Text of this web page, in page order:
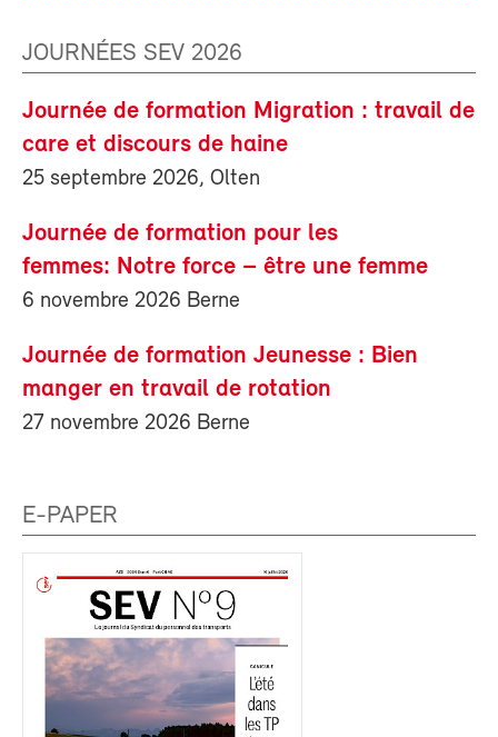
JOURNÉES SEV 2026
Journée de formation Migration : travail de
care et discours de haine
25 septembre 2026, Olten
Journée de formation pour les
femmes: Notre force – être une femme
6 novembre 2026 Berne
Journée de formation Jeunesse : Bien
manger en travail de rotation
27 novembre 2026 Berne
E-PAPER